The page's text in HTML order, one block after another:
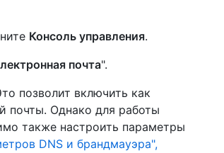
Консоль управления.
почта".
позволит включить как
почты. Однако для работы
также настроить параметры
DNS и брандмауэра",